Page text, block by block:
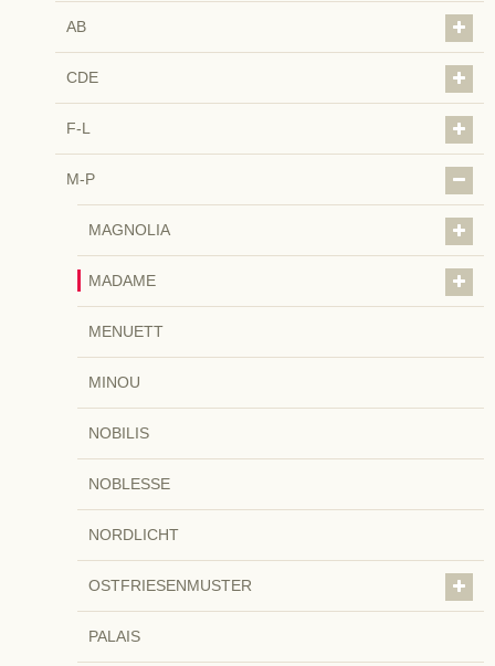
AB
CDE
F-L
M-P
MAGNOLIA
MADAME
MENUETT
MINOU
NOBILIS
NOBLESSE
NORDLICHT
OSTFRIESENMUSTER
PALAIS